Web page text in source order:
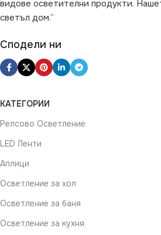
видове осветителни продукти.
светъл дом.”
Сподели ни
КАТЕГОРИИ
Релсово Осветление
LED Ленти
Аплици
Осветление за хол
Осветление за баня
Осветление за кухня